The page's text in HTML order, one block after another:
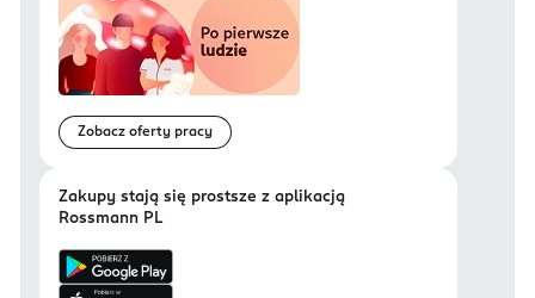
Zobacz oferty pracy
Zakupy stają się prostsze z aplikacją
Rossmann PL